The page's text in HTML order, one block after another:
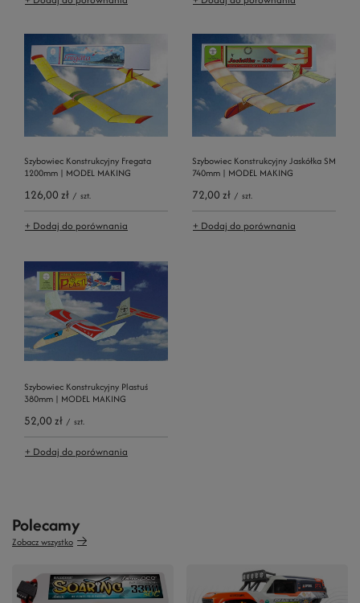
Szybowiec Konstrukcyjny Fregata
1200mm | MODEL MAKING
126,00 zł / szt.
+ Dodaj do porównania
Szybowiec Konstrukcyjny Jaskółka SM
740mm | MODEL MAKING
72,00 zł / szt.
+ Dodaj do porównania
Szybowiec Konstrukcyjny Plastuś
380mm | MODEL MAKING
52,00 zł / szt.
+ Dodaj do porównania
Polecamy
Zobacz wszystko